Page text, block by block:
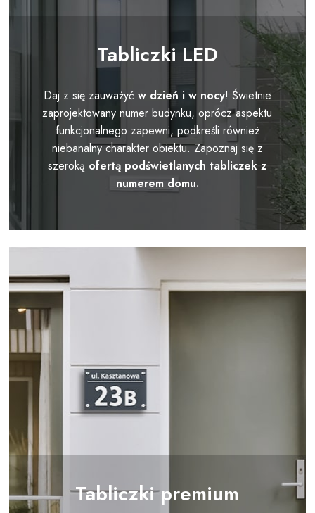
Tabliczki LED
Daj z się zauważyć w dzień i w nocy! Świetnie
zaprojektowany numer budynku, oprócz aspektu
funkcjonalnego zapewni, podkreśli również
niebanalny charakter obiektu. Zapoznaj się z
szeroką ofertą podświetlanych tabliczek z
numerem domu.
Tabliczki premium